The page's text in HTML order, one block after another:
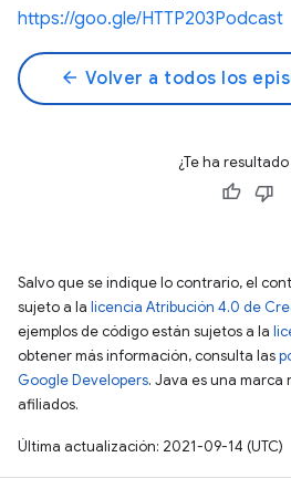
https://goo.gle/HTTP203Podcast
arrow_back Volver a todos los
¿Te ha
Salvo que se indique lo contrario, el
sujeto a la licencia Atribución 4.0 de
ejemplos de código están sujetos a la
obtener más información, consulta las
Google Developers. Java es una
afiliados.
Última actualización: 2021-09-14 (UTC)